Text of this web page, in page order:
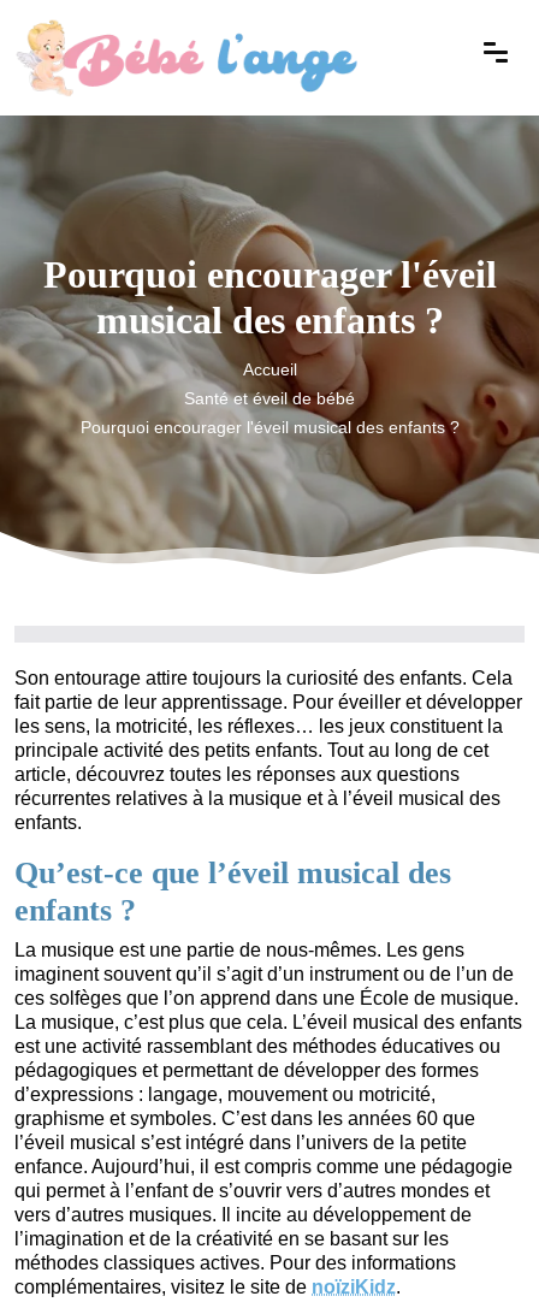
Pourquoi encourager l'éveil
musical des enfants ?
Accueil
Santé et éveil de bébé
Pourquoi encourager l'éveil musical des enfants ?
Son entourage attire toujours la curiosité des enfants. Cela
fait partie de leur apprentissage. Pour éveiller et développer
les sens, la motricité, les réflexes… les jeux constituent la
principale activité des petits enfants. Tout au long de cet
article, découvrez toutes les réponses aux questions
récurrentes relatives à la musique et à l’éveil musical des
enfants.
Qu’est-ce que l’éveil musical des
enfants ?
La musique est une partie de nous-mêmes. Les gens
imaginent souvent qu’il s’agit d’un instrument ou de l’un de
ces solfèges que l’on apprend dans une École de musique.
La musique, c’est plus que cela. L’éveil musical des enfants
est une activité rassemblant des méthodes éducatives ou
pédagogiques et permettant de développer des formes
d’expressions : langage, mouvement ou motricité,
graphisme et symboles. C’est dans les années 60 que
l’éveil musical s’est intégré dans l’univers de la petite
enfance. Aujourd’hui, il est compris comme une pédagogie
qui permet à l’enfant de s’ouvrir vers d’autres mondes et
vers d’autres musiques. Il incite au développement de
l’imagination et de la créativité en se basant sur les
méthodes classiques actives. Pour des informations
complémentaires, visitez le site de noïziKidz.